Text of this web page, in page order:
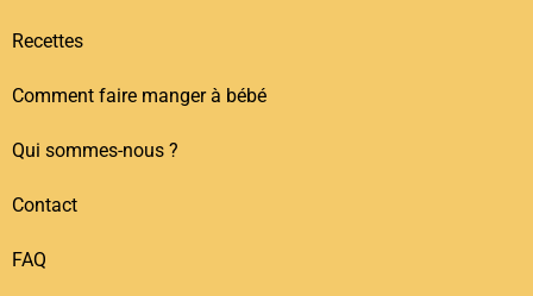
Recettes
Comment faire manger à bébé
Qui sommes-nous ?
Contact
FAQ